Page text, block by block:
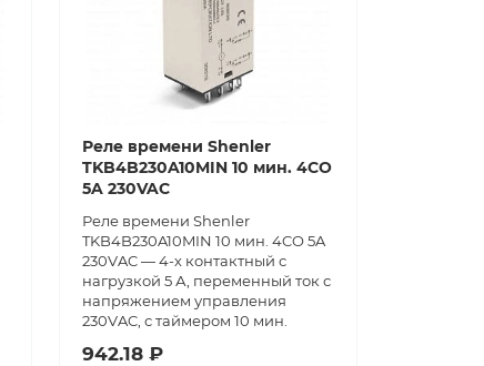
Реле времени Shenler
TKB4B230A10MIN 10 мин. 4CO
5A 230VAC
Реле времени Shenler
TKB4B230A10MIN 10 мин. 4CO 5A
230VAC — 4-х контактный с
нагрузкой 5 А, переменный ток с
напряжением управления
230VAC, с таймером 10 мин.
942.18 ₽